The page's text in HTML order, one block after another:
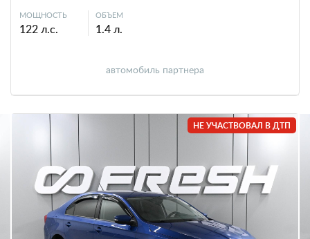
МОЩНОСТЬ
122 л.с.
ОБЪЕМ
1.4 л.
автомобиль партнера
НЕ УЧАСТВОВАЛ В ДТП